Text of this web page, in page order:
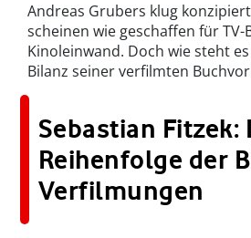
Andreas Grubers klug
scheinen wie geschaffen für
Kinoleinwand. Doch wie steht
Bilanz seiner verfilmten
Sebastian Fitzek:
Reihenfolge der
Verfilmungen